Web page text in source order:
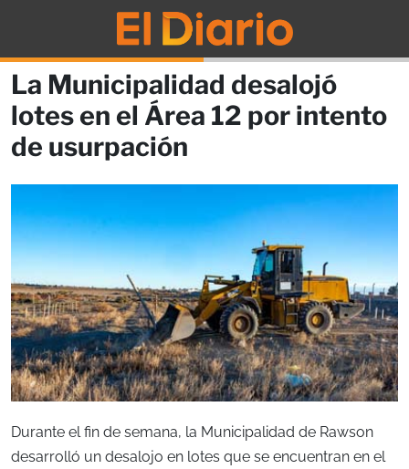
La Municipalidad desalojó
lotes en el Área 12 por intento
de usurpación
Durante el fin de semana, la Municipalidad de Rawson
desarrolló un desalojo en lotes que se encuentran en el